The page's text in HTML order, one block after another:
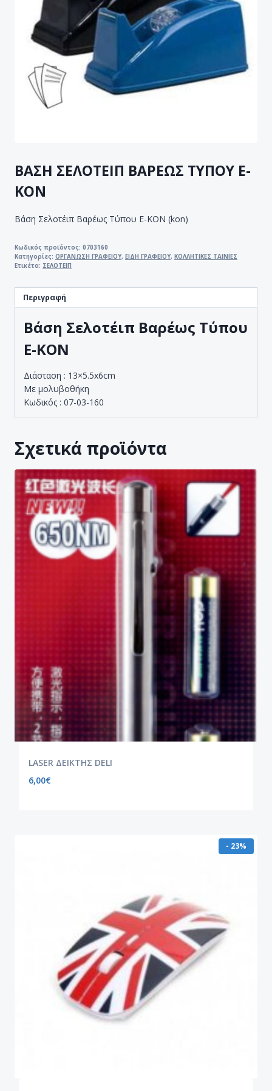
ΒΑΣΗ ΣΕΛΟΤΕΙΠ ΒΑΡΕΩΣ ΤΥΠΟΥ E-
KON
Βάση Σελοτέιπ Βαρέως Τύπου E-KON (kon)
Κωδικός προϊόντος: 0703160
Κατηγορίες: ΟΡΓΑΝΩΣΗ ΓΡΑΦΕΙΟΥ, ΕΙΔΗ ΓΡΑΦΕΙΟΥ, ΚΟΛΛΗΤΙΚΕΣ ΤΑΙΝΙΕΣ
Ετικέτα: ΣΕΛΟΤΕΙΠ
Περιγραφή
Βάση Σελοτέιπ Βαρέως Τύπου
E-KON
Διάσταση : 13×5.5x6cm
Με μολυβοθήκη
Κωδικός : 07-03-160
Σχετικά προϊόντα
LASER ΔΕΙΚΤΗΣ DELI
6,00€
- 23%